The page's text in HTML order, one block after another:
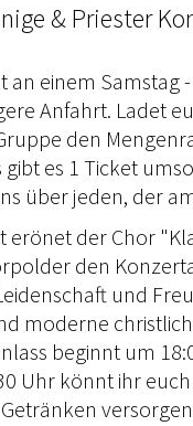
& Priester
an einem Samstag
Anfahrt. Ladet
den
es 1 Ticket
über jeden, der
eröffnet der Chor
den
und
moderne
beginnt um
Uhr könnt ihr
Getränken